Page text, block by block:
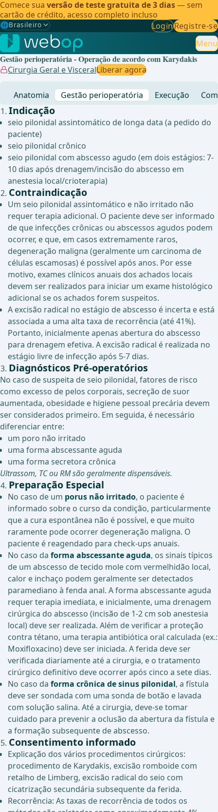
Comece sua versão de teste gratuita de 3 dias— sem
cartão de crédito, acesso completo incluso
🌐Brasileiro
Gewählte Sprache: Brasileiro
🇩🇪 Alemão
🇬🇧Inglês
🇧🇷 Brasileiro
LoginRegistre-se
Menu
Gestão perioperatória - Operação de acordo com Karydakis
Cirurgia Geral e VisceralLiberar agora
Anatomia Gestão perioperatória Execução
Indicação
seio pilonidal assintomático de longa data (a pedido do
paciente)
seio pilonidal crônico
seio pilonidal com abscesso agudo (em dois estágios: 7-
10 dias após drenagem/incisão do abscesso em
anestesia local/crioterapia)
Contraindicação
Um seio pilonidal assintomático e não irritado não
requer terapia adicional. O paciente deve ser informado
de que infecções crônicas ou abscessos agudos podem
ocorrer, e que, em casos extremamente raros,
degeneração maligna (geralmente um carcinoma de
células escamosas) é possível após anos. Por esse
motivo, exames clínicos anuais dos achados locais
devem ser realizados para iniciar um exame histológico
adicional se os achados forem suspeitos.
A excisão radical no estágio de abscesso é incerta e está
associada a uma alta taxa de recorrência (até 41%).
Portanto, inicialmente apenas abertura do abscesso
para drenagem efetiva. A excisão radical é realizada no
estágio livre de infecção após 5-7 dias.
Diagnósticos Pré-operatórios
No caso de suspeita de seio pilonidal, fatores de risco
como excesso de pelos corporais, secreção de suor
aumentada, obesidade e higiene pessoal precária devem
ser considerados primeiro. Em seguida, é necessário
diferenciar entre:
um poro não irritado
uma forma abscessante aguda
uma forma secretora crônica
Ultrassom, TC ou RM são geralmente dispensáveis.
Preparação Especial
No caso de um porus não irritado, o paciente é
informado sobre o curso da condição, particularmente
que a cura espontânea não é possível, e que muito
raramente pode ocorrer degeneração maligna. O
paciente é reagendado para check-ups anuais.
No caso da forma abscessante aguda, os sinais típicos
de um abscesso de tecido mole com vermelhidão local,
calor e inchaço podem geralmente ser detectados
paramediano à fenda anal. A forma abscessante aguda
requer terapia imediata, e inicialmente, uma drenagem
cirúrgica do abscesso (incisão de 1-2 cm sob anestesia
local) deve ser realizada. Além de verificar a proteção
contra tétano, uma terapia antibiótica oral calculada (ex.:
Moxifloxacino) deve ser iniciada. A ferida deve ser
verificada diariamente até a cirurgia, e o tratamento
cirúrgico definitivo deve ocorrer após cinco a sete dias.
No caso da forma crônica de sinus pilonidal, a fístula
deve ser sondada com uma sonda de botão e lavada
com solução salina. Até a cirurgia, deve-se tomar
cuidado para prevenir a oclusão da abertura da fístula e
a formação subsequente de abscesso.
Consentimento informado
Explicação dos vários procedimentos cirúrgicos:
procedimento de Karydakis, excisão romboide com
retalho de Limberg, excisão radical do seio com
cicatrização secundária subsequente da ferida.
Recorrência: As taxas de recorrência de todos os